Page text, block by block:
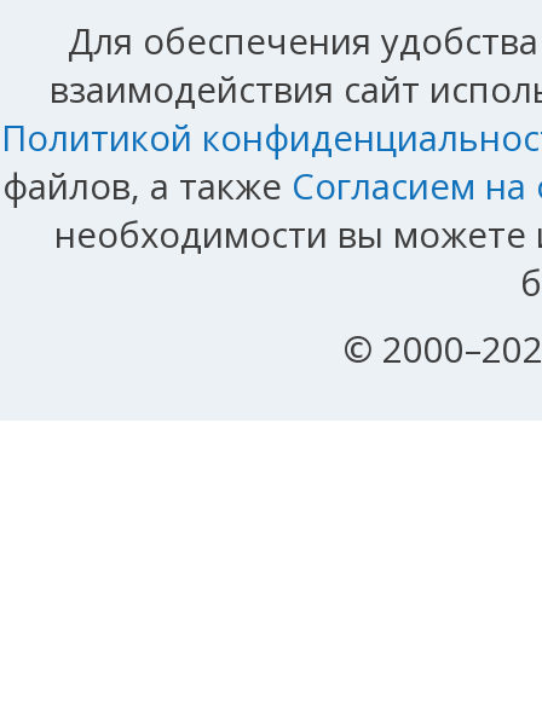
Для обеспечения
взаимодействия сайт
Политикой
файлов, а также Согласием
необходимости вы можете
©